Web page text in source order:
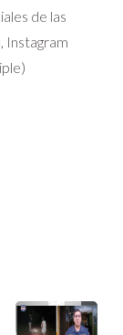
de las
Instagram